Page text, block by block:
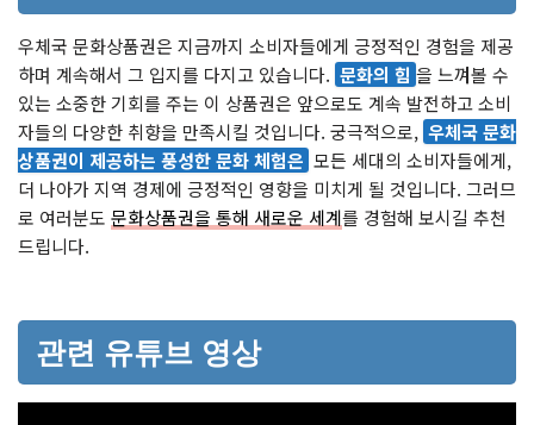
우체국 문화상품권은 지금까지 소비자들에게 긍정적인 경험을 제공
하며 계속해서 그 입지를 다지고 있습니다. 문화의 힘 을 느껴볼 수
있는 소중한 기회를 주는 이 상품권은 앞으로도 계속 발전하고 소비
자들의 다양한 취향을 만족시킬 것입니다. 궁극적으로, 우체국 문화
상품권이 제공하는 풍성한 문화 체험은 모든 세대의 소비자들에게,
더 나아가 지역 경제에 긍정적인 영향을 미치게 될 것입니다. 그러므
로 여러분도 문화상품권을 통해 새로운 세계를 경험해 보시길 추천
드립니다.
관련 유튜브 영상